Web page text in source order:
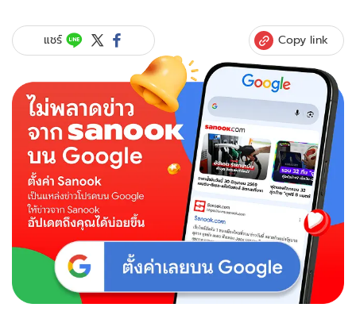
แชร์ Copy link